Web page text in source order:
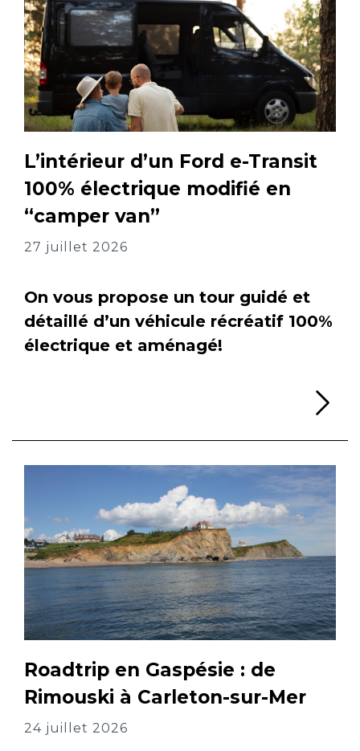
L’intérieur d’un Ford e-Transit
100% électrique modifié en
“camper van”
27 juillet 2026
On vous propose un tour guidé et
détaillé d’un véhicule récréatif 100%
électrique et aménagé!
Roadtrip en Gaspésie : de
Rimouski à Carleton-sur-Mer
24 juillet 2026